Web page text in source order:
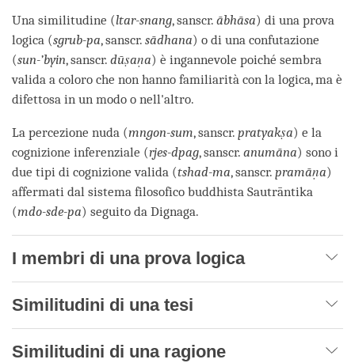
Una similitudine (ltar-snang, sanscr. ābhāsa) di una prova
logica (sgrub-pa, sanscr. sādhana) o di una confutazione
(sun-’byin, sanscr. dūṣaṇa) è ingannevole poiché sembra
valida a coloro che non hanno familiarità con la logica, ma è
difettosa in un modo o nell'altro.
La percezione nuda (mngon-sum, sanscr. pratyakṣa) e la
cognizione inferenziale (rjes-dpag, sanscr. anumāna) sono i
due tipi di cognizione valida (tshad-ma, sanscr. pramāṇa)
affermati dal sistema filosofico buddhista Sautrāntika
(mdo-sde-pa) seguito da Dignaga.
I membri di una prova logica
Similitudini di una tesi
Similitudini di una ragione